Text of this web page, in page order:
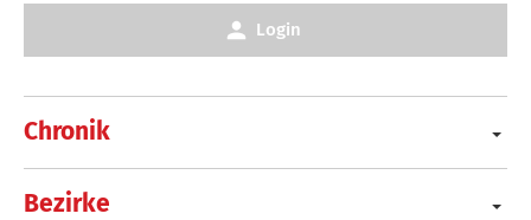
Chronik
Bezirke
Login